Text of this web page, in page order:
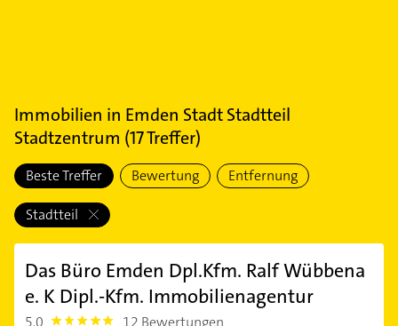
Immobilien in Emden Stadt Stadtteil
Stadtzentrum (17Treffer)
Beste Treffer Bewertung Entfernung
Stadtteil
Das Büro Emden Dpl.Kfm. Ralf Wübbena
e. K Dipl.-Kfm. Immobilienagentur
5,0 5.0 12 Bewertungen